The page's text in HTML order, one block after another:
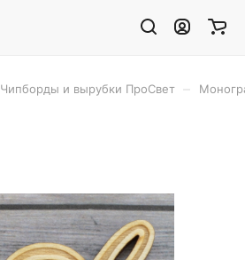
Чипборды и вырубки ПроСвет